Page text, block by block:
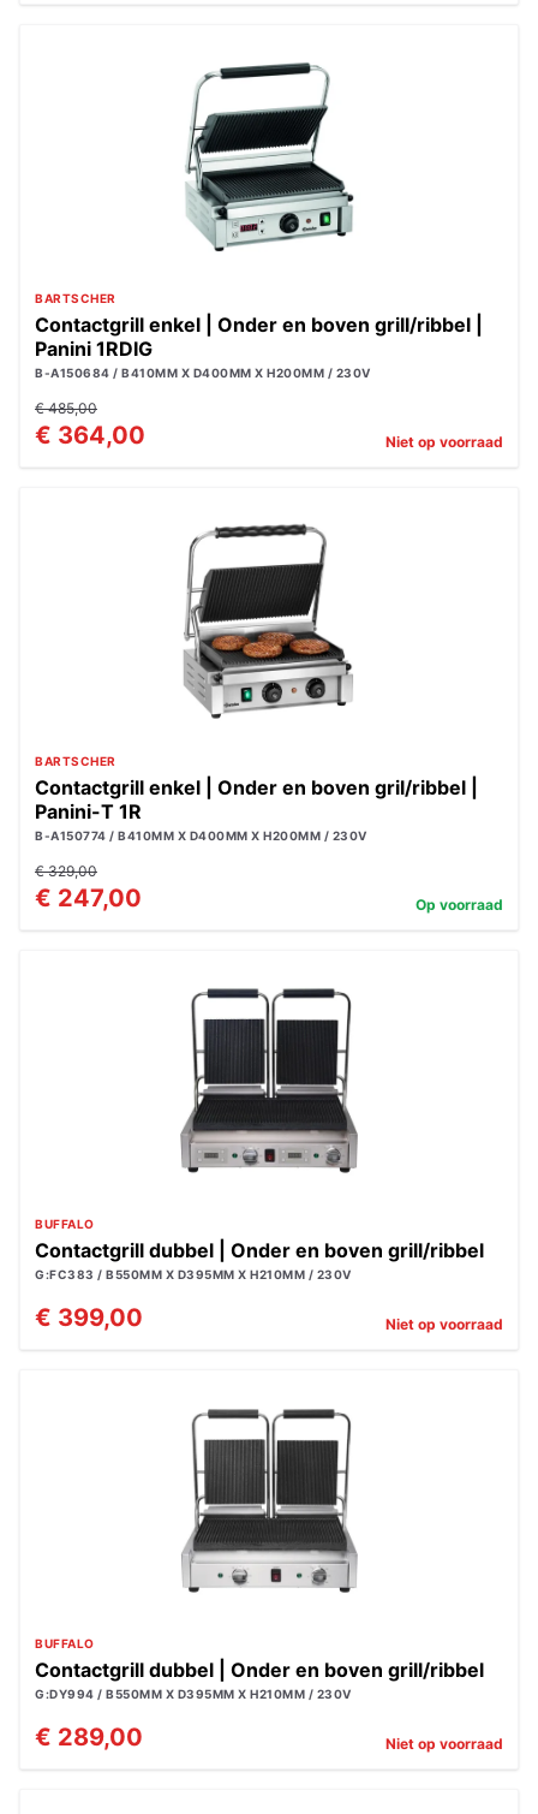
BARTSCHER
Contactgrill enkel | Onder en boven grill/ribbel |
Panini 1RDIG
B-A150684 / B410MM X D400MM X H200MM / 230V
€ 485,00
€ 364,00 Niet op voorraad
BARTSCHER
Contactgrill enkel | Onder en boven gril/ribbel |
Panini-T 1R
B-A150774 / B410MM X D400MM X H200MM / 230V
€ 329,00
€ 247,00 Op voorraad
BUFFALO
Contactgrill dubbel | Onder en boven grill/ribbel
G:FC383 / B550MM X D395MM X H210MM / 230V
€ 399,00 Niet op voorraad
BUFFALO
Contactgrill dubbel | Onder en boven grill/ribbel
G:DY994 / B550MM X D395MM X H210MM / 230V
€ 289,00 Niet op voorraad